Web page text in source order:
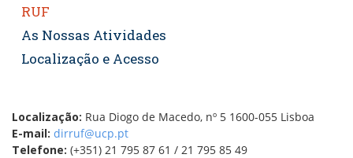
RUF
As Nossas Atividades
Localização e Acesso
Localização: Rua Diogo de Macedo, nº 5 1600-055 Lisboa
E-mail: dirruf@ucp.pt
Telefone: (+351) 21 795 87 61 / 21 795 85 49